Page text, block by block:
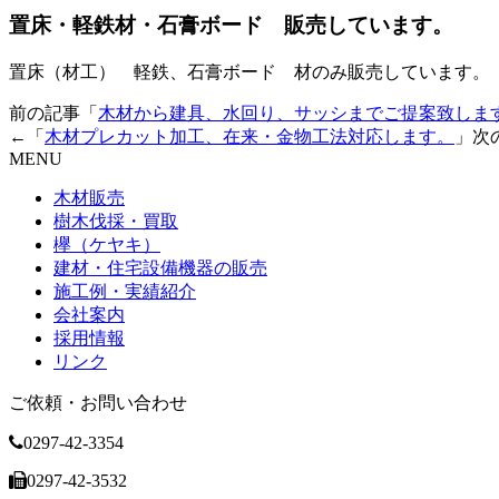
置床・軽鉄材・石膏ボード 販売しています。
置床（材工） 軽鉄、石膏ボード 材のみ販売しています。
前の記事「 木材から建具、水回り、サッシまでご提案致しま
←「 木材プレカット加工、在来・金物工法対応します。
」次
MENU
木材販売
樹木伐採・買取
欅（ケヤキ）
建材・住宅設備機器の販売
施工例・実績紹介
会社案内
採用情報
リンク
ご依頼・お問い合わせ
0297-42-3354
0297-42-3532